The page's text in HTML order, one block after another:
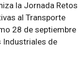
la Jornada Retos
al Transporte
28 de septiembre
Industriales de